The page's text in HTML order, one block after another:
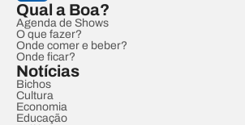
Qual a Boa?
Agenda de Shows
O que fazer?
Onde comer e beber?
Onde ficar?
Notícias
Bichos
Cultura
Economia
Educação